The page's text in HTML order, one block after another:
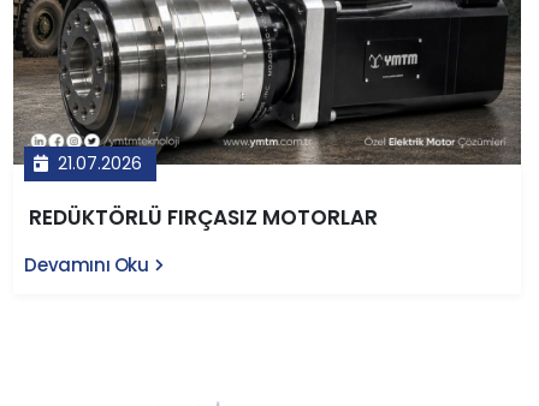
21.07.2026
REDÜKTÖRLÜ FIRÇASIZ MOTORLAR
Devamını Oku